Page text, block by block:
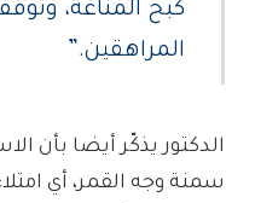
كبح المناعة،
المراهقين.”
الدكتور يذكّر أيضا بأن
سمنة وجه القمر، أي